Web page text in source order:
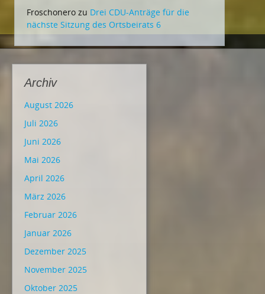
Froschonero zu Drei CDU-Anträge für die
nächste Sitzung des Ortsbeirats 6
Archiv
August 2026
Juli 2026
Juni 2026
Mai 2026
April 2026
März 2026
Februar 2026
Januar 2026
Dezember 2025
November 2025
Oktober 2025